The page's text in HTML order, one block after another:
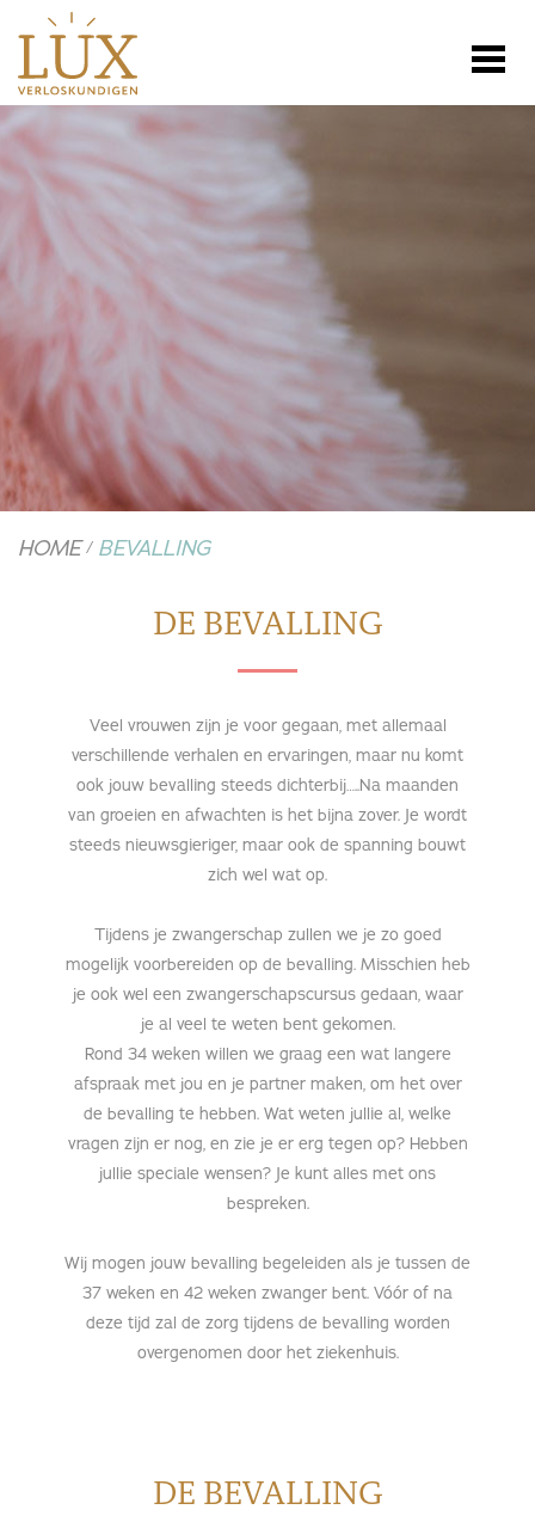
HOME / BEVALLING
DE BEVALLING
Veel vrouwen zijn je voor gegaan, met allemaal
verschillende verhalen en ervaringen, maar nu komt
ook jouw bevalling steeds dichterbij…..Na maanden
van groeien en afwachten is het bijna zover. Je wordt
steeds nieuwsgieriger, maar ook de spanning bouwt
zich wel wat op.
Tijdens je zwangerschap zullen we je zo goed
mogelijk voorbereiden op de bevalling. Misschien heb
je ook wel een zwangerschapscursus gedaan, waar
je al veel te weten bent gekomen.
Rond 34 weken willen we graag een wat langere
afspraak met jou en je partner maken, om het over
de bevalling te hebben. Wat weten jullie al, welke
vragen zijn er nog, en zie je er erg tegen op? Hebben
jullie speciale wensen? Je kunt alles met ons
bespreken.
Wij mogen jouw bevalling begeleiden als je tussen de
37 weken en 42 weken zwanger bent. Vóór of na
deze tijd zal de zorg tijdens de bevalling worden
overgenomen door het ziekenhuis.
DE BEVALLING